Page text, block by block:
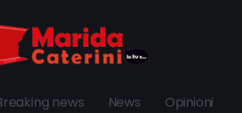
news News Opinioni